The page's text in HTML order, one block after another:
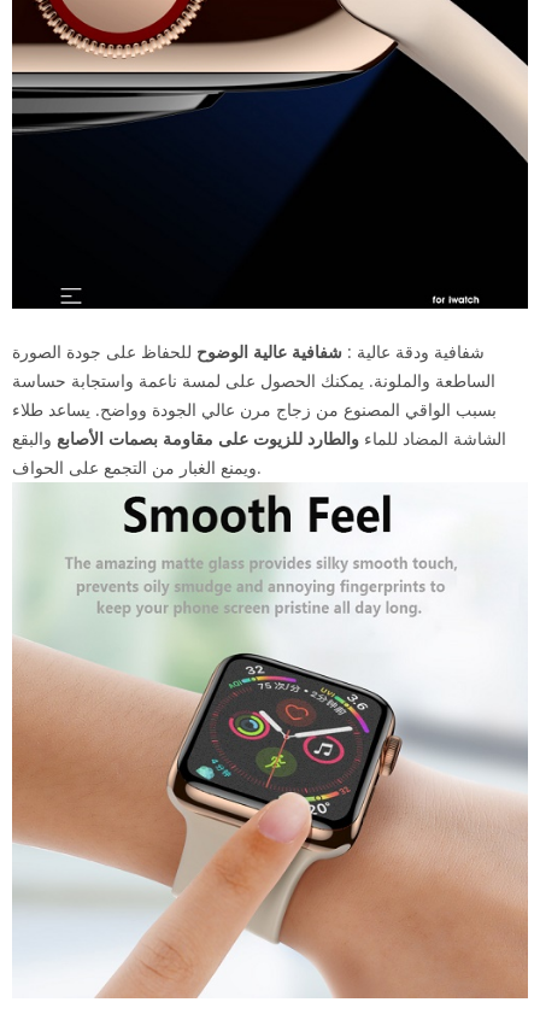
شفافية ودقة عالية : شفافية عالية الوضوح للحفاظ على جودة الصورة
الساطعة والملونة. يمكنك الحصول على لمسة ناعمة واستجابة حساسة
بسبب الواقي المصنوع من زجاج مرن عالي الجودة وواضح. يساعد طلاء
الشاشة المضاد للماء والطارد للزيوت على مقاومة بصمات الأصابع والبقع
ويمنع الغبار من التجمع على الحواف.